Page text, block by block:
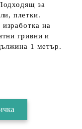
за
плетки.
на
гривни и
1 метър.